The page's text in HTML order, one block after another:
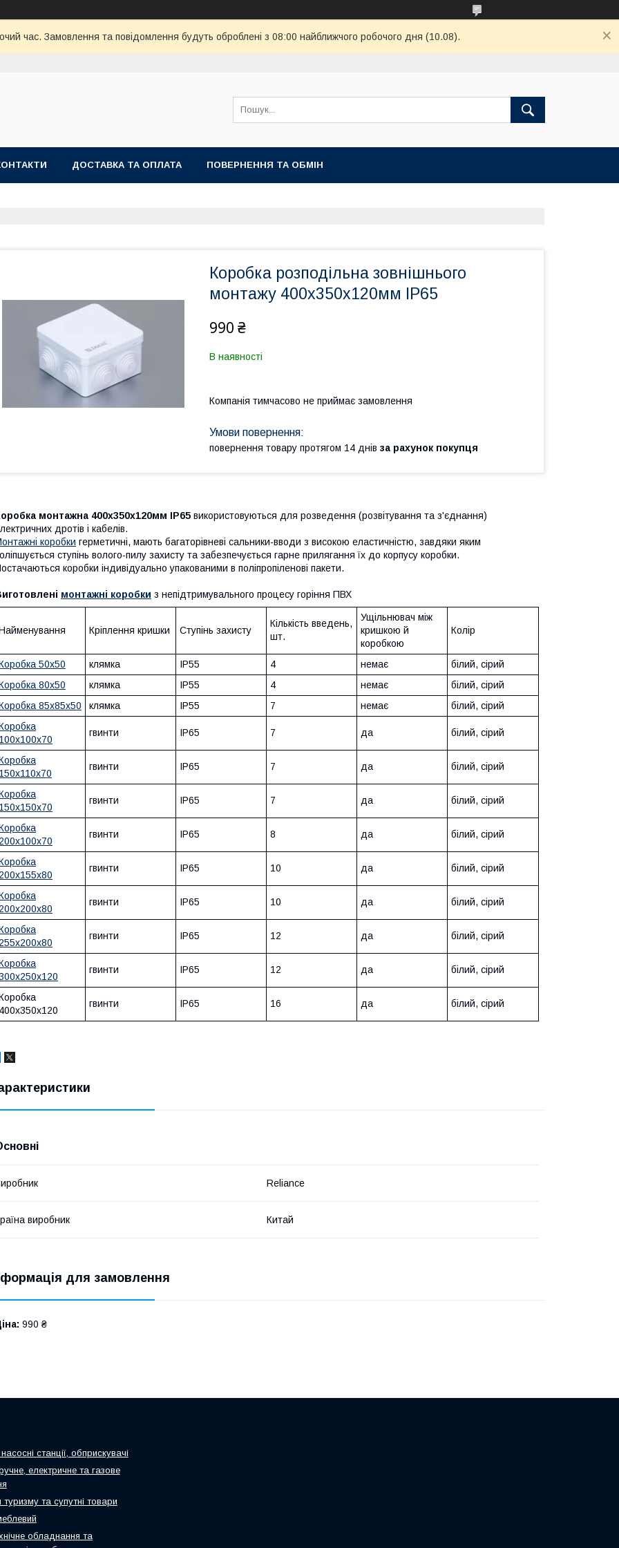
час. Замовлення та повідомлення будуть оброблені з 08:00 найближчого робочого дня (10.08).
ДОСТАВКА ТА ОПЛАТА ПОВЕРНЕННЯ ТА ОБМІН
Коробка розподільна зовнішнього
монтажу 400х350х120мм IP65
990 ₴
В наявності
Компанія тимчасово не приймає замовлення
повернення товару протягом 14 днів за рахунок покупця
монтажна 400х350х120мм IP65 використовуються для розведення (розвітування та з'єднання)
дротів і кабелів.
коробки герметичні, мають багаторівневі сальники-вводи з високою еластичністю, завдяки яким
ступінь волого-пилу захисту та забезпечується гарне прилягання їх до корпусу коробки.
коробки індивідуально упакованими в поліпропіленові пакети.
монтажні коробки з непідтримувального процесу горіння ПВХ
Кріплення кришки Ступінь захисту
Кількість введень,
шт.
Ущільнювач між
кришкою й
коробкою
Колір
50х50 клямка IP55 4 немає
білий, сірий
80х50
клямка IP55 4 немає
білий, сірий
85х85х50
клямка IP55 7 немає
білий, сірий
100х100х70
гвинти IP65 7 да білий, сірий
150х110х70
гвинти IP65 7 да білий, сірий
150х150х70
гвинти IP65 7 да білий, сірий
200х100х70
гвинти IP65 8 да білий, сірий
200х155х80
гвинти IP65 10 да білий, сірий
200х200х80
гвинти IP65 10 да білий, сірий
255х200х80
гвинти IP65 12 да білий, сірий
гвинти IP65 12 да білий, сірий
400х350х120
гвинти IP65 16 да білий, сірий
Reliance
виробник Китай
для замовлення
990 ₴
станції, обприскувачі
електричне та газове
та супутні товари
обладнання та